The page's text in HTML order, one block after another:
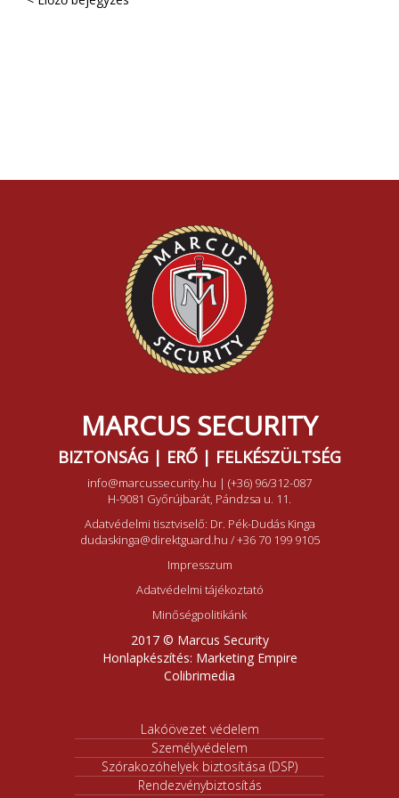
MARCUS SECURITY
BIZTONSÁG | ERŐ | FELKÉSZÜLTSÉG
info@marcussecurity.hu | (+36) 96/312-087
H-9081 Győrújbarát, Pándzsa u. 11.
Adatvédelmi tisztviselő: Dr. Pék-Dudás Kinga
dudaskinga@direktguard.hu /+36 70 199 9105
Impresszum
Adatvédelmi tájékoztató
Minőségpolitikánk
2017 © Marcus Security
Honlapkészítés: Marketing Empire
Colibrimedia
Lakóövezet védelem
Személyvédelem
Szórakozóhelyek biztosítása (DSP)
Rendezvénybiztosítás